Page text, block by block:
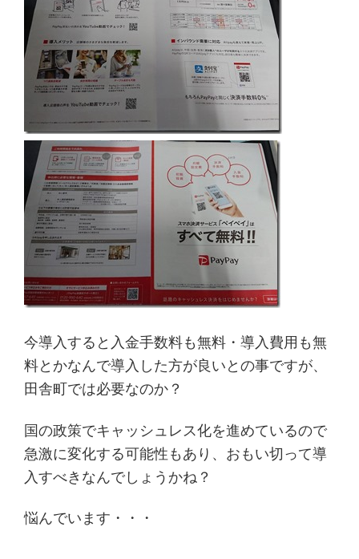
今導入すると入金手数料も無料・導入費用も無
料とかなんで導入した方が良いとの事ですが、
田舎町では必要なのか？
国の政策でキャッシュレス化を進めているので
急激に変化する可能性もあり、おもい切って導
入すべきなんでしょうかね？
悩んでいます・・・